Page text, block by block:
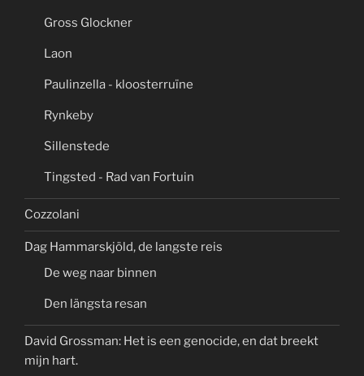
Gross Glockner
Laon
Paulinzella - kloosterruïne
Rynkeby
Sillenstede
Tingsted - Rad van Fortuin
Cozzolani
Dag Hammarskjöld, de langste reis
De weg naar binnen
Den längsta resan
David Grossman: Het is een genocide, en dat breekt
mijn hart.